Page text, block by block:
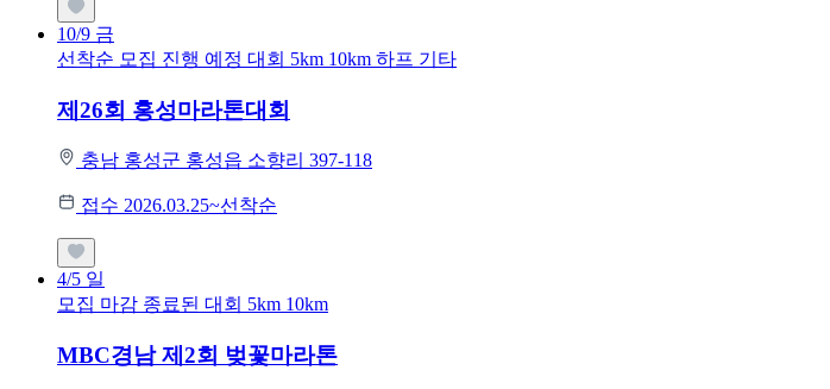
10/9 금
선착순 모집 진행 예정 대회 5km 10km 하프 기타
제26회 홍성마라톤대회
충남 홍성군 홍성읍 소향리 397-118
접수 2026.03.25~선착순
4/5 일
모집 마감 종료된 대회 5km 10km
MBC경남 제2회 벚꽃마라톤